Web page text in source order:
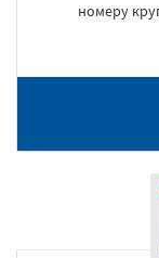
номеру